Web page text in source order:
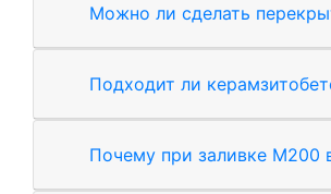
Можно ли сделать
Подходит ли
Почему при заливке М200